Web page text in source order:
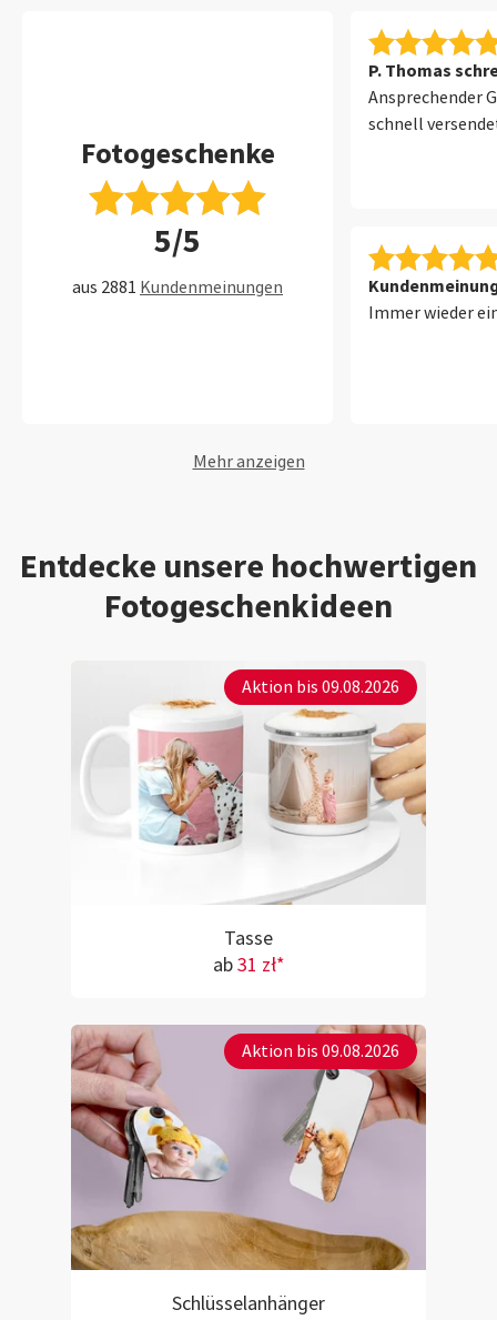
Fotogeschenke
5/5
aus 2881 Kundenmeinungen
P. Thomas
Ansprechender
schnell
Immer wieder
Mehr anzeigen
Entdecke unsere hochwertigen
Fotogeschenkideen
Aktion bis 09.08.2026
Tasse
ab31 zł*
Aktion bis 09.08.2026
Schlüsselanhänger